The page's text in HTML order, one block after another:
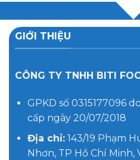
GIỚI THIỆU
CÔNG TY TNHH BITI
GPKD số 0315177096
cấp ngày 20/07/2018
Địa chỉ:143/19 Phạm
Nhơn, TP Hồ Chí Minh,